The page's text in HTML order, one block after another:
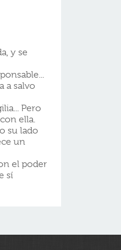
y se
a salvo
Pero
ella.
su lado
un
el poder
sí